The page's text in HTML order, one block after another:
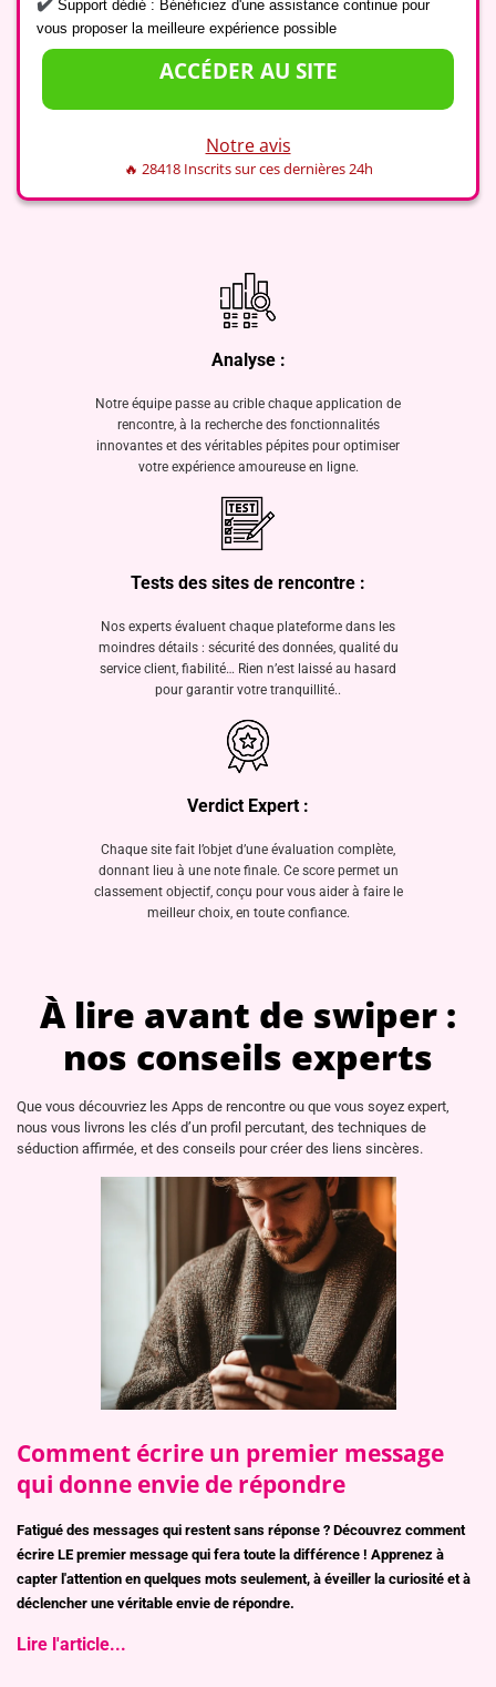
✔️ Support dédié : Bénéficiez d'une assistance continue pour
vous proposer la meilleure expérience possible
ACCÉDER AU SITE
Notre avis
🔥 28418 Inscrits sur ces dernières 24h
Analyse :
Notre équipe passe au crible chaque application de
rencontre, à la recherche des fonctionnalités
innovantes et des véritables pépites pour optimiser
votre expérience amoureuse en ligne.
Tests des sites de rencontre :
Nos experts évaluent chaque plateforme dans les
moindres détails : sécurité des données, qualité du
service client, fiabilité… Rien n’est laissé au hasard
pour garantir votre tranquillité..
Verdict Expert :
Chaque site fait l’objet d’une évaluation complète,
donnant lieu à une note finale. Ce score permet un
classement objectif, conçu pour vous aider à faire le
meilleur choix, en toute confiance.
À lire avant de swiper :
nos conseils experts
Que vous découvriez les Apps de rencontre ou que vous soyez expert,
nous vous livrons les clés d’un profil percutant, des techniques de
séduction affirmée, et des conseils pour créer des liens sincères.
Comment écrire un premier message
qui donne envie de répondre
Fatigué des messages qui restent sans réponse ? Découvrez comment
écrire LE premier message qui fera toute la différence ! Apprenez à
capter l'attention en quelques mots seulement, à éveiller la curiosité et à
déclencher une véritable envie de répondre.
Lire l'article...